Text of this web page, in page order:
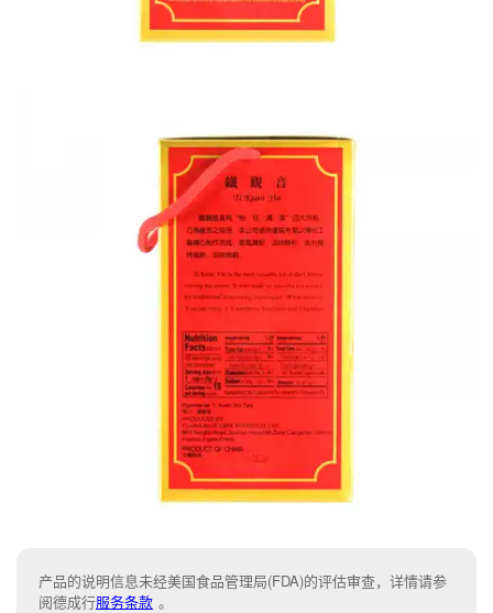
产品的说明信息未经美国食品管理局(FDA)的评估审查，详情请参
阅德成行服务条款 。